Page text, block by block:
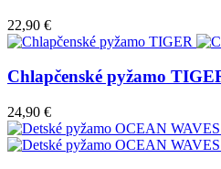
22,90 €
Chlapčenské pyžamo
24,90 €